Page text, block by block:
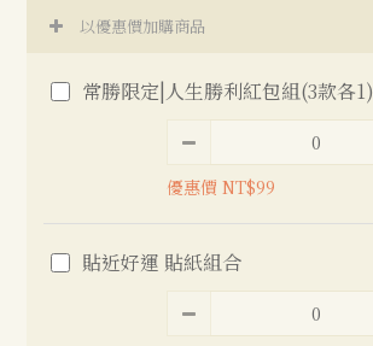
以優惠價加購商品
常勝限定|人生勝利紅包組(3款各1)
優惠價 NT$99
貼近好運 貼紙組合